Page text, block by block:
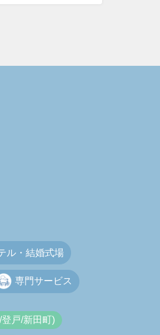
ル・結婚式場
専門サービス
戸/新田町)